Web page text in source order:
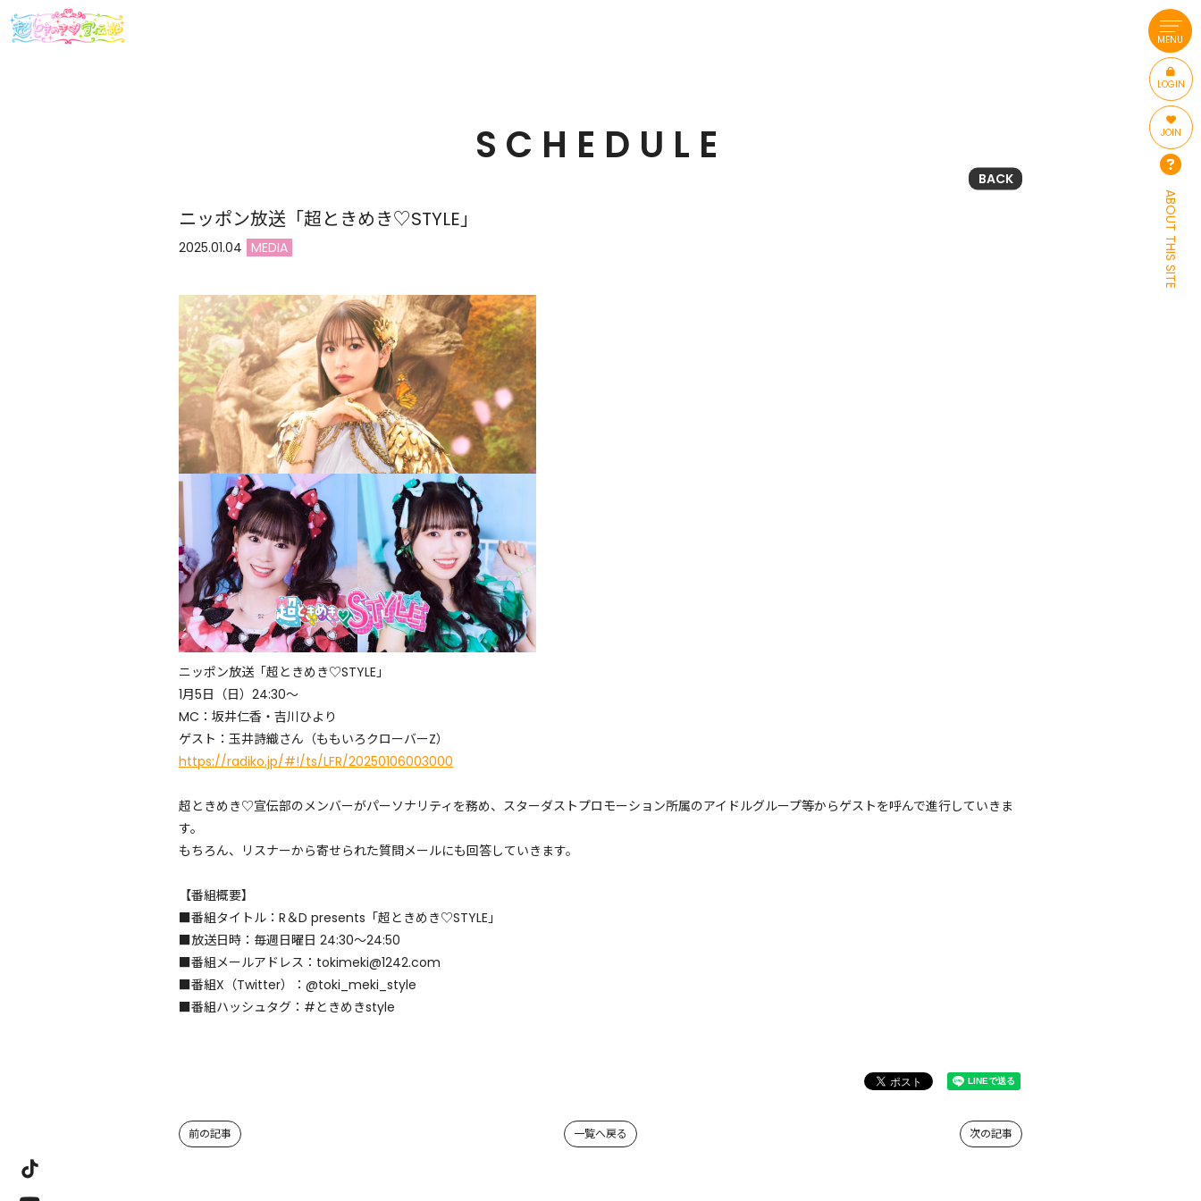
MENU
LOGIN
JOIN
ABOUT THIS SITE
SCHEDULE
BACK
ニッポン放送「超ときめき♡STYLE」
2025.01.04 MEDIA
ニッポン放送「超ときめき♡STYLE」
1月5日（日）24:30〜
MC：坂井仁香・吉川ひより
ゲスト：玉井詩織さん（ももいろクローバーZ）
https://radiko.jp/#!/ts/LFR/20250106003000
超ときめき♡宣伝部のメンバーがパーソナリティを務め、スターダストプロモーション所属のアイドルグループ等からゲストを呼んで進行していきま
す。
もちろん、リスナーから寄せられた質問メールにも回答していきます。
【番組概要】
■番組タイトル：R＆D presents「超ときめき♡STYLE」
■放送日時：毎週日曜日 24:30～24:50
■番組メールアドレス：tokimeki@1242.com
■番組X（Twitter）：@toki_meki_style
■番組ハッシュタグ：#ときめきstyle
次の記事
一覧へ戻る
前の記事